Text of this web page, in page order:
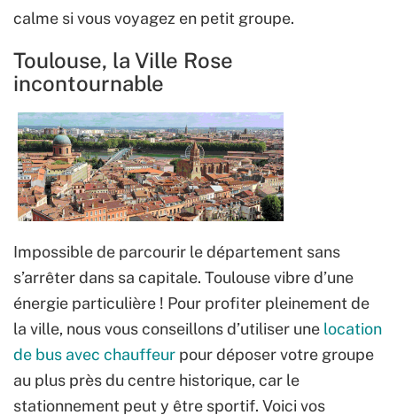
calme si vous voyagez en petit groupe.
Toulouse, la Ville Rose
incontournable
Impossible de parcourir le département sans
s’arrêter dans sa capitale. Toulouse vibre d’une
énergie particulière ! Pour profiter pleinement de
la ville, nous vous conseillons d’utiliser une location
de bus avec chauffeur pour déposer votre groupe
au plus près du centre historique, car le
stationnement peut y être sportif. Voici vos